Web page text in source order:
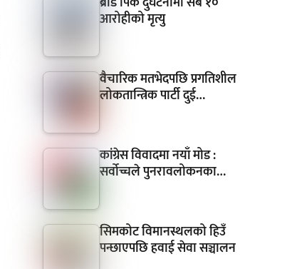
आरोहीको मृत्यु
वैचारिक मतभेदपछि प्रगतिशील
लोकतान्त्रिक पार्टी दुई…
कांग्रेस विवादमा नयाँ मोड :
सर्वोच्चले पुनरावलोकनका…
सिमकोट विमानस्थलको हिउँ
पन्छाएपछि हवाई सेवा सञ्चालन